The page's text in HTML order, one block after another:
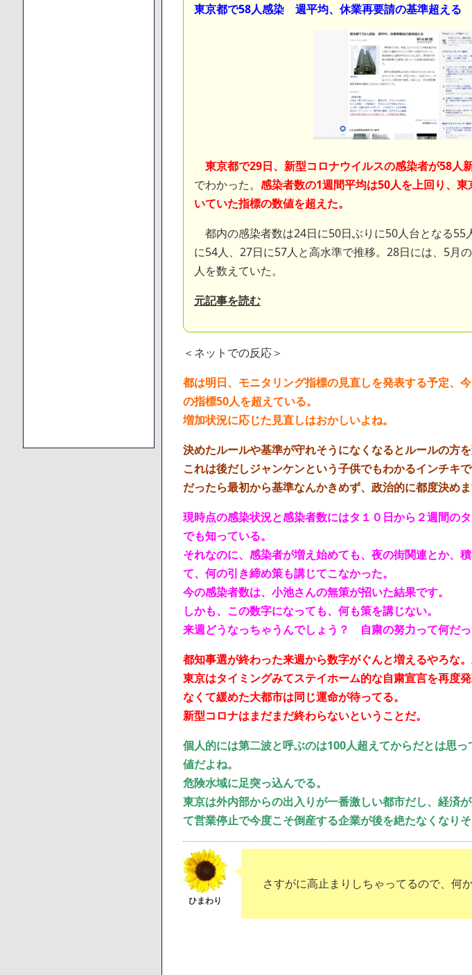
東京都で58人感染 週平均、休業再要請の基準超える
東京都で29日、新型コロナウイルスの感染者が58人
でわかった。 感染者数の1週間平均は50人を上回り、
いていた指標の数値を超えた。
都内の感染者数は24日に50日ぶりに50人台となる55
に54人、27日に57人と高水準で推移。28日には、5月
人を数えていた。
元記事を読む
＜ネットでの反応＞
都は明日、モニタリング指標の見直しを発表する予定、
の指標50人を超えている。
増加状況に応じた見直しはおかしいよね。
決めたルールや基準が守れそうになくなるとルールの方
これは後だしジャンケンという子供でもわかるインチキで
だったら最初から基準なんかきめず、政治的に都度決め
現時点の感染状況と感染者数にはタ１０日から２週間の
でも知っている。
それなのに、感染者が増え始めても、夜の街関連とか、
て、何の引き締め策も講じてこなかった。
今の感染者数は、小池さんの無策が招いた結果です。
しかも、この数字になっても、何も策を講じない。
来週どうなっちゃうんでしょう？ 自粛の努力って何だ
都知事選が終わった来週から数字がぐんと増えるやろな
東京はタイミングみてステイホーム的な自粛宣言を再度
なくて緩めた大都市は同じ運命が待ってる。
新型コロナはまだまだ終わらないということだ。
個人的には第二波と呼ぶのは100人超えてからだとは思
値だよね。
危険水域に足突っ込んでる。
東京は外内部からの出入りが一番激しい都市だし、経済
て営業停止で今度こそ倒産する企業が後を絶たなくなりそ
さすがに高止まりしちゃってるので、何